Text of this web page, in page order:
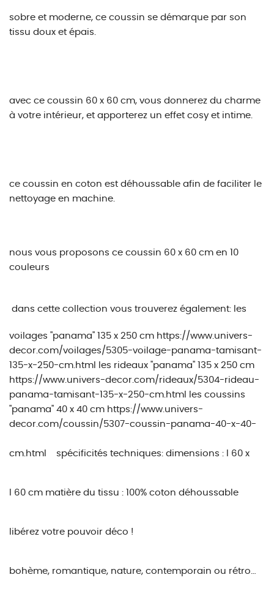
sobre et moderne, ce coussin se démarque par son
tissu doux et épais.
avec ce coussin 60 x 60 cm, vous donnerez du charme
à votre intérieur, et apporterez un effet cosy et intime.
ce coussin en coton est déhoussable afin de faciliter le
nettoyage en machine.
nous vous proposons ce coussin 60 x 60 cm en 10
couleurs
dans cette collection vous trouverez également: les
voilages "panama" 135 x 250 cm https://www.univers-
decor.com/voilages/5305-voilage-panama-tamisant-
135-x-250-cm.html les rideaux "panama" 135 x 250 cm
https://www.univers-decor.com/rideaux/5304-rideau-
panama-tamisant-135-x-250-cm.html les coussins
"panama" 40 x 40 cm https://www.univers-
decor.com/coussin/5307-coussin-panama-40-x-40-
cm.html spécificités techniques: dimensions : l 60 x
l 60 cm matière du tissu : 100% coton déhoussable
libérez votre pouvoir déco !
bohème, romantique, nature, contemporain ou rétro…